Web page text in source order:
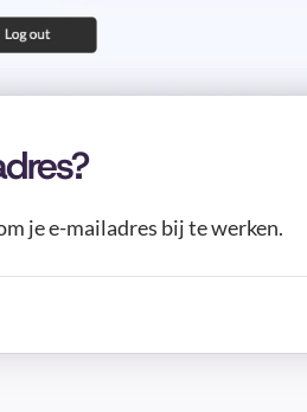
je e-mailadres bij te werken.